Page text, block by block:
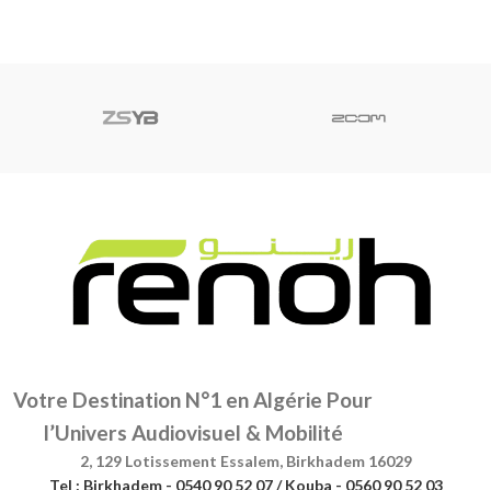
Votre Destination N°1 en Algérie Pour
l’Univers Audiovisuel & Mobilité
2, 129 Lotissement Essalem, Birkhadem 16029
Tel : Birkhadem - 0540 90 52 07 / Kouba - 0560 90 52 03